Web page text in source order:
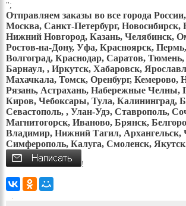
";
Отправляем заказы во все города
Москва, Санкт-Петербург, Новосибирск,
Нижний Новгород, Казань, Челябинск,
Ростов-на-Дону, Уфа, Красноярск,
Волгоград, Краснодар, Саратов,
Барнаул, , Иркутск, Хабаровск,
Махачкала, Томск, Оренбург, Кемерово,
Рязань, Астрахань, Набережные Челны,
Киров, Чебоксары, Тула, Калининград,
Севастополь, , Улан-Удэ, Ставрополь,
Магнитогорск, Иваново, Брянск,
Владимир, Нижний Тагил, Архангельск,
Симферополь, Калуга, Смоленск,
!